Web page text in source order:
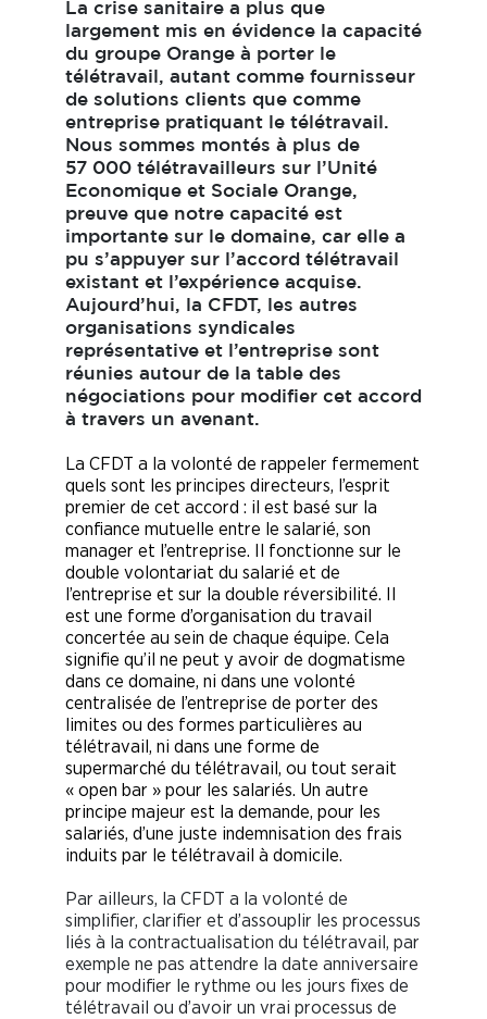
La crise sanitaire a plus que
largement mis en évidence la capacité
du groupe Orange à porter le
télétravail, autant comme fournisseur
de solutions clients que comme
entreprise pratiquant le télétravail.
Nous sommes montés à plus de
57 000 télétravailleurs sur l’Unité
Economique et Sociale Orange,
preuve que notre capacité est
importante sur le domaine, car elle a
pu s’appuyer sur l’accord télétravail
existant et l’expérience acquise.
Aujourd’hui, la CFDT, les autres
organisations syndicales
représentative et l’entreprise sont
réunies autour de la table des
négociations pour modifier cet accord
à travers un avenant.
La CFDT a la volonté de rappeler fermement
quels sont les principes directeurs, l’esprit
premier de cet accord : il est basé sur la
confiance mutuelle entre le salarié, son
manager et l’entreprise. Il fonctionne sur le
double volontariat du salarié et de
l’entreprise et sur la double réversibilité. Il
est une forme d’organisation du travail
concertée au sein de chaque équipe. Cela
signifie qu’il ne peut y avoir de dogmatisme
dans ce domaine, ni dans une volonté
centralisée de l’entreprise de porter des
limites ou des formes particulières au
télétravail, ni dans une forme de
supermarché du télétravail, ou tout serait
« open bar » pour les salariés. Un autre
principe majeur est la demande, pour les
salariés, d’une juste indemnisation des frais
induits par le télétravail à domicile.
Par ailleurs, la CFDT a la volonté de
simplifier, clarifier et d’assouplir les processus
liés à la contractualisation du télétravail, par
exemple ne pas attendre la date anniversaire
pour modifier le rythme ou les jours fixes de
télétravail ou d’avoir un vrai processus de